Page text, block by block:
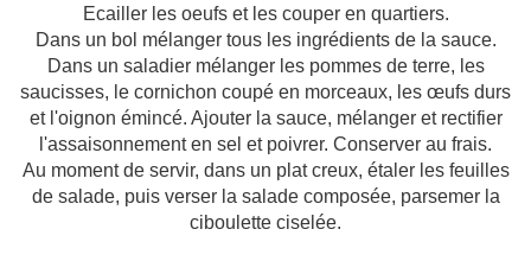
Ecailler les oeufs et les couper en quartiers.
Dans un bol mélanger tous les ingrédients de la sauce.
Dans un saladier mélanger les pommes de terre, les
saucisses, le cornichon coupé en morceaux, les œufs durs
et l'oignon émincé. Ajouter la sauce, mélanger et rectifier
l'assaisonnement en sel et poivrer. Conserver au frais.
Au moment de servir, dans un plat creux, étaler les feuilles
de salade, puis verser la salade composée, parsemer la
ciboulette ciselée.